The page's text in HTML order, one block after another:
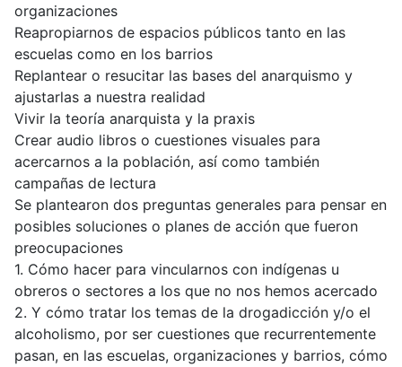
organizaciones
Reapropiarnos de espacios públicos tanto en las
escuelas como en los barrios
Replantear o resucitar las bases del anarquismo y
ajustarlas a nuestra realidad
Vivir la teoría anarquista y la praxis
Crear audio libros o cuestiones visuales para
acercarnos a la población, así como también
campañas de lectura
Se plantearon dos preguntas generales para pensar en
posibles soluciones o planes de acción que fueron
preocupaciones
1. Cómo hacer para vincularnos con indígenas u
obreros o sectores a los que no nos hemos acercado
2. Y cómo tratar los temas de la drogadicción y/o el
alcoholismo, por ser cuestiones que recurrentemente
pasan, en las escuelas, organizaciones y barrios, cómo